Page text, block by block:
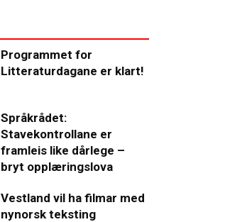
Programmet for
Litteraturdagane er klart!
Språkrådet:
Stavekontrollane er
framleis like dårlege –
bryt opplæringslova
Vestland vil ha filmar med
nynorsk teksting